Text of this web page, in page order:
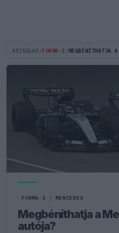
KEZDŐLAP FORMA-1 MEGBÉNÍTHATJA
FORMA-1 / MERCEDES
Megbéníthatja a
autója?